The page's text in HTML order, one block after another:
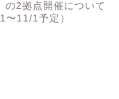
の2拠点開催について
〜11/1予定）